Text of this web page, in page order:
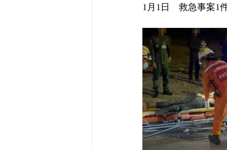
1月1日　救急事案1